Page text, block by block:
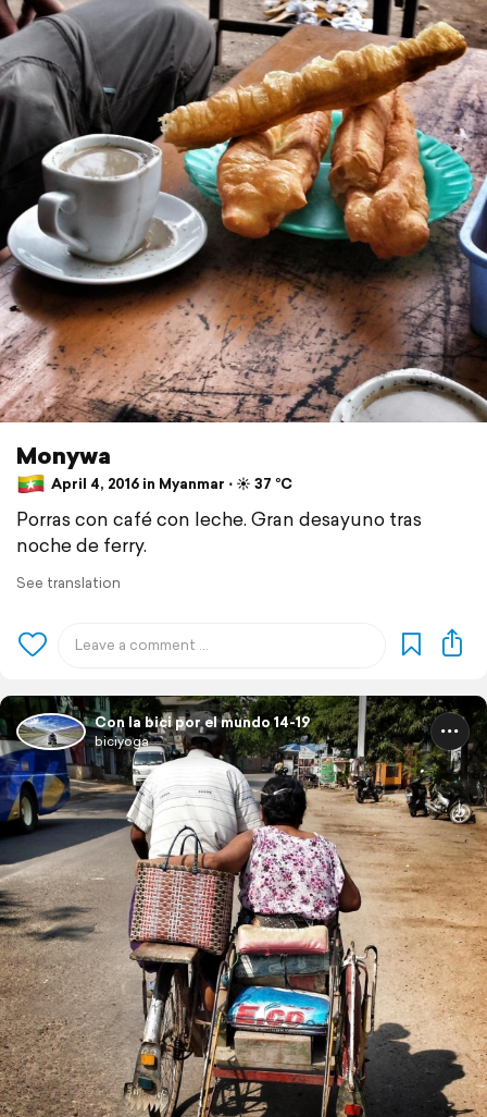
Monywa
April 4, 2016 in Myanmar ⋅ ☀️ 37 °C
Porras con café con leche. Gran desayuno tras
noche de ferry.
See translation
Con la bici por el mundo 14-19
biciyoga